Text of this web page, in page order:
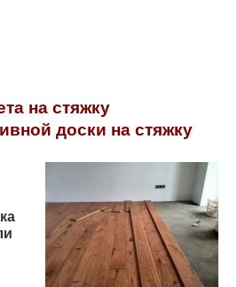
на стяжку
доски на стяжку